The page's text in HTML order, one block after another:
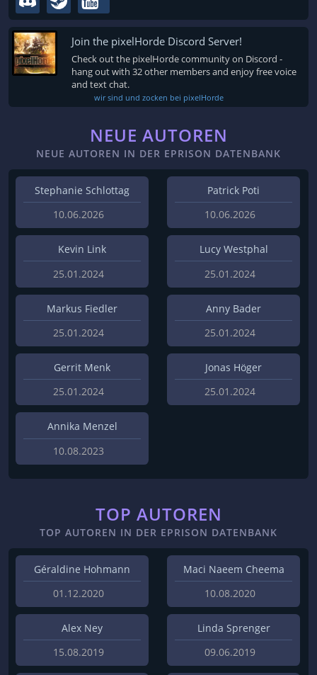
Join the pixelHorde Discord Server!
Check out the pixelHorde community on Discord -
hang out with 32 other members and enjoy free voice
and text chat.
wir sind und zocken bei pixelHorde
NEUE AUTOREN
NEUE AUTOREN IN DER EPRISON DATENBANK
Stephanie Schlottag
10.06.2026
Patrick Poti
10.06.2026
Kevin Link
25.01.2024
Lucy Westphal
25.01.2024
Markus Fiedler
25.01.2024
Anny Bader
25.01.2024
Gerrit Menk
25.01.2024
Jonas Höger
25.01.2024
Annika Menzel
10.08.2023
TOP AUTOREN
TOP AUTOREN IN DER EPRISON DATENBANK
Géraldine Hohmann
01.12.2020
Maci Naeem Cheema
10.08.2020
Alex Ney
15.08.2019
Linda Sprenger
09.06.2019